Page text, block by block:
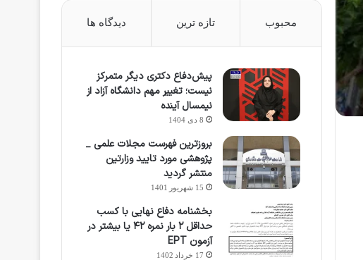
محبوب تازه ترین دیدگاه ها
پیش‌دفاع دکتری دیگر متمرکز
نیست؛ تغییر مهم دانشگاه آزاد از
نیمسال آینده
8 دی 1404
بروزترین فهرست مجلات علمی _
پژوهشی مورد تایید وزارتین
منتشر گردید
15 شهریور 1401
بخشنامه دفاع نهایی با کسب
حداقل ۲ بار نمره ۴۲ یا بیشتر در
آزمون EPT
17 خرداد 1402